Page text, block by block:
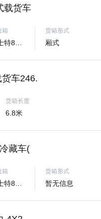
载货车
箱 货箱形式
厢式
车246.
货箱长度
6.8米
藏车(
箱 货箱形式
暂无信息